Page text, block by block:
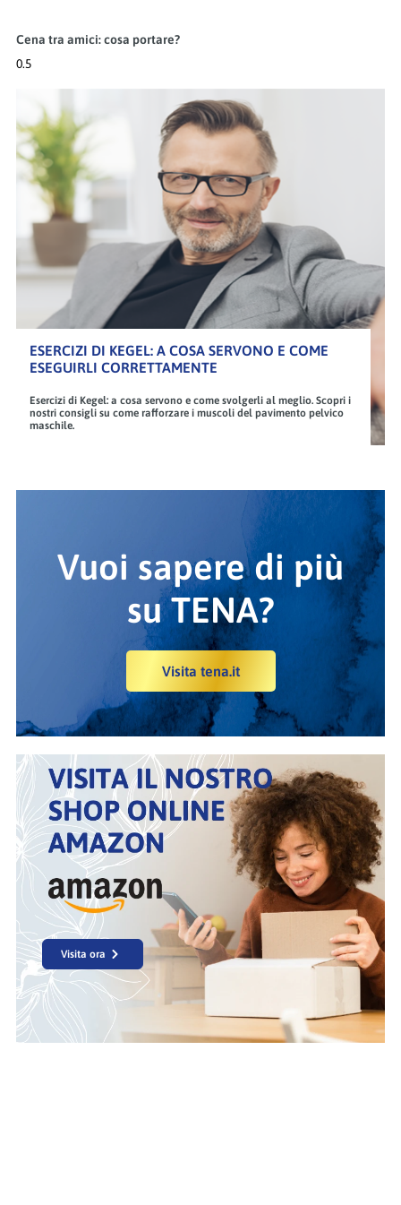
Cena tra amici: cosa portare?
ESERCIZI DI KEGEL: A COSA SERVONO E COME
ESEGUIRLI CORRETTAMENTE
Esercizi di Kegel: a cosa servono e come svolgerli al meglio. Scopri i
nostri consigli su come rafforzare i muscoli del pavimento pelvico
maschile.
Vuoi sapere di più
su TENA?
Visita tena.it
Visita ora